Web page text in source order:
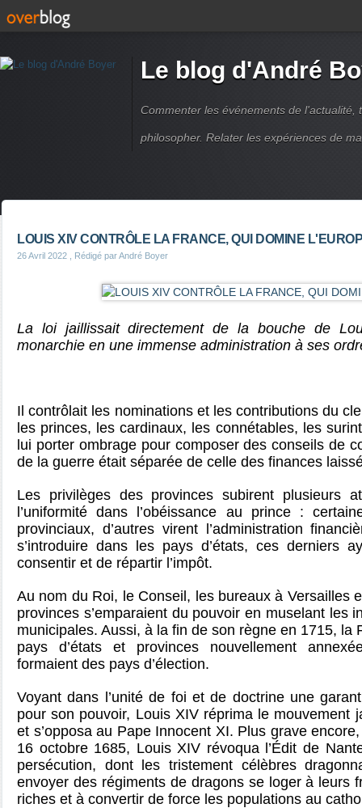
Le blog d'André
Commenter les événements de
philosopher. Relater les expériences de
LOUIS XIV CONTRÔLE LA FRANCE, QUI DOMINE
26 Avril 2022 , Rédigé par André Boyer
La loi jaillissait directement de la bouche de
monarchie en une immense administration à ses
Il contrôlait les nominations et les contributions du
les princes, les cardinaux, les connétables, les
lui porter ombrage pour composer des conseils de
de la guerre était séparée de celle des finances
Les privilèges des provinces subirent plusieurs
l’uniformité dans l’obéissance au prince :
provinciaux, d’autres virent l’administration
s’introduire dans les pays d’états, ces derniers
consentir et de répartir l’impôt.
Au nom du Roi, le Conseil, les bureaux à Versailles
provinces s’emparaient du pouvoir en muselant les
municipales. Aussi, à la fin de son règne en 1715, la
pays d’états et provinces nouvellement
formaient des pays d’élection.
Voyant dans l’unité de foi et de doctrine une
pour son pouvoir, Louis XIV réprima le mouvement
et s’opposa au Pape Innocent XI. Plus grave
16 octobre 1685, Louis XIV révoqua l’Édit de
persécution, dont les tristement célèbres
envoyer des régiments de dragons se loger à leurs
riches et à convertir de force les populations au